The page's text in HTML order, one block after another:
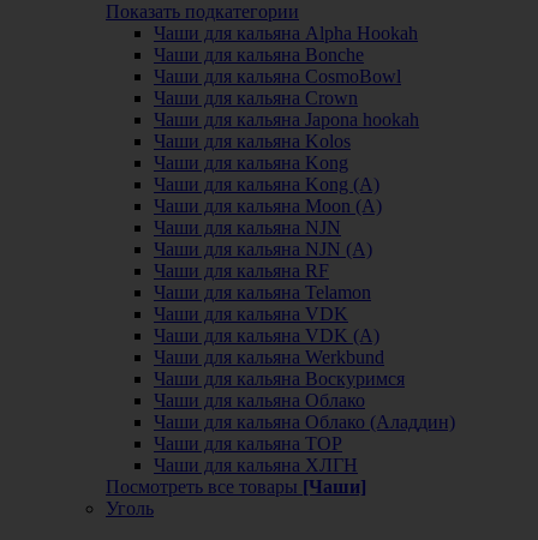
Показать подкатегории
Чаши для кальяна Alpha Hookah
Чаши для кальяна Bonche
Чаши для кальяна CosmoBowl
Чаши для кальяна Crown
Чаши для кальяна Japona hookah
Чаши для кальяна Kolos
Чаши для кальяна Kong
Чаши для кальяна Kong (A)
Чаши для кальяна Moon (А)
Чаши для кальяна NJN
Чаши для кальяна NJN (А)
Чаши для кальяна RF
Чаши для кальяна Telamon
Чаши для кальяна VDK
Чаши для кальяна VDK (А)
Чаши для кальяна Werkbund
Чаши для кальяна Воскуримся
Чаши для кальяна Облако
Чаши для кальяна Облако (Аладдин)
Чаши для кальяна ТОР
Чаши для кальяна ХЛГН
Посмотреть все товары [Чаши]
Уголь